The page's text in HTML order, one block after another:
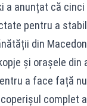
a anunțat că
pentru a
din
și orașele
a face față